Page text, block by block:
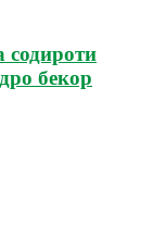
содироти
бекор